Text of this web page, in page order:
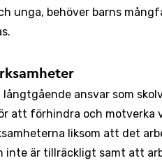
unga, behöver barns
ansvar som
att förhindra och motverka
liksom att det
inte är tillräckligt samt att